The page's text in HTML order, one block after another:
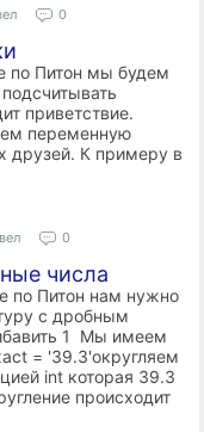
0
по Питон мы будем
приветствие.
переменную
друзей. К примеру в
0
числа
по Питон нам нужно
с дробным
1 Мы имеем
= '39.3'округляем
int которая 39.3
происходит